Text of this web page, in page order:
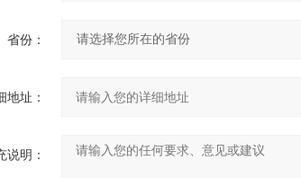
省份：
地址：
说明：